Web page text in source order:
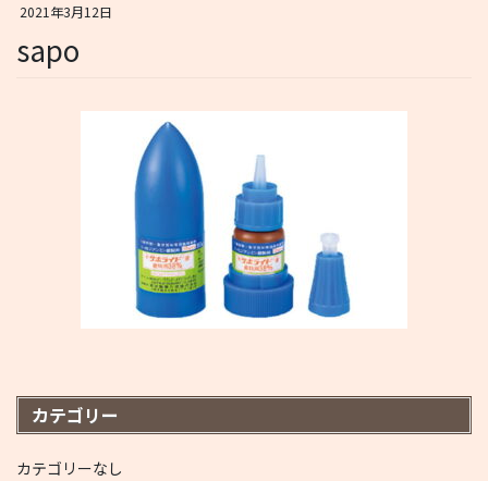
2021年3月12日
sapo
カテゴリー
カテゴリーなし